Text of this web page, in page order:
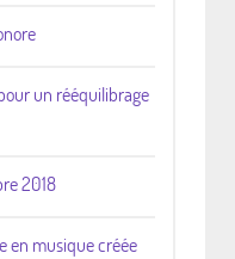
un rééquilibrage
2018
en musique créée